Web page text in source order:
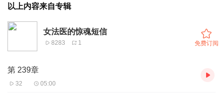
以上内容来自专辑
女法医的惊魂短信
8283 1 免费订阅
第 239章
32 05:00